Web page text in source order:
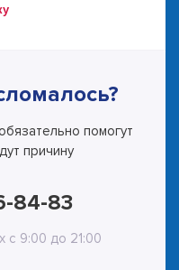
помогут
причину
84-83
с 9:00 до 21:00